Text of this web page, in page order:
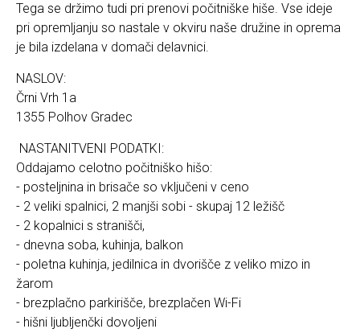
Tega se držimo tudi pri prenovi počitniške hiše. Vse ideje
pri opremljanju so nastale v okviru naše družine in oprema
je bila izdelana v domači delavnici.
NASLOV:
Črni Vrh 1a
1355 Polhov Gradec
NASTANITVENI PODATKI:
Oddajamo celotno počitniško hišo:
- posteljnina in brisače so vključeni v ceno
- 2 veliki spalnici, 2 manjši sobi - skupaj 12 ležišč
- 2 kopalnici s stranišči,
- dnevna soba, kuhinja, balkon
- poletna kuhinja, jedilnica in dvorišče z veliko mizo in
žarom
- brezplačno parkirišče, brezplačen Wi-Fi
- hišni ljubljenčki dovoljeni